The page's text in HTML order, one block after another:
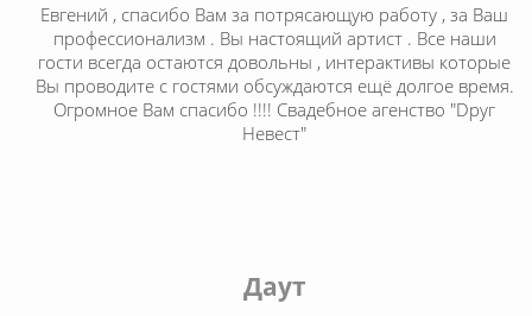
Евгений , спасибо Вам за потрясающую работу , за Ваш
профессионализм . Вы настоящий артист . Все наши
гости всегда остаются довольны , интерактивы которые
Вы проводите с гостями обсуждаются ещё долгое время.
Огромное Вам спасибо !!!! Свадебное агенство "Dруг
Невест"
Даут